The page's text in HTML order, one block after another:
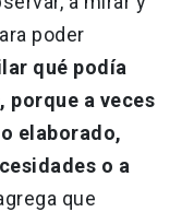
poder
qué podía
porque a veces
elaborado,
o a
que